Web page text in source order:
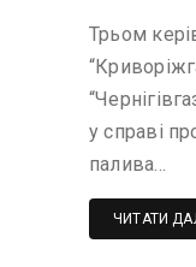
Трьом
у справі
палива…
ЧИТАТИ